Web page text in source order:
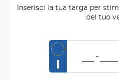
Inserisci la tua targa per
del tuo